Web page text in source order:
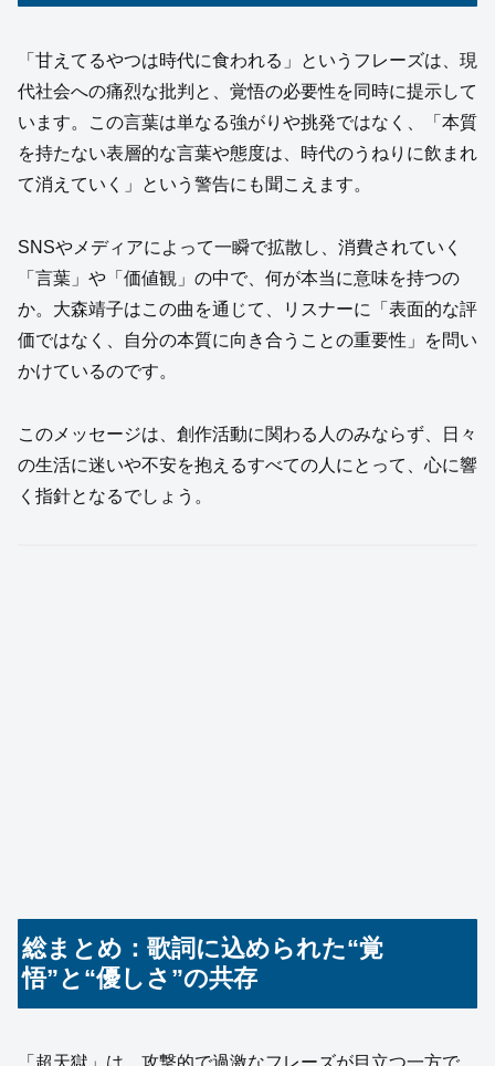
「甘えてるやつは時代に食われる」というフレーズは、現
代社会への痛烈な批判と、覚悟の必要性を同時に提示して
います。この言葉は単なる強がりや挑発ではなく、「本質
を持たない表層的な言葉や態度は、時代のうねりに飲まれ
て消えていく」という警告にも聞こえます。
SNSやメディアによって一瞬で拡散し、消費されていく
「言葉」や「価値観」の中で、何が本当に意味を持つの
か。大森靖子はこの曲を通じて、リスナーに「表面的な評
価ではなく、自分の本質に向き合うことの重要性」を問い
かけているのです。
このメッセージは、創作活動に関わる人のみならず、日々
の生活に迷いや不安を抱えるすべての人にとって、心に響
く指針となるでしょう。
総まとめ：歌詞に込められた“覚
悟”と“優しさ”の共存